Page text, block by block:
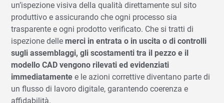
un’ispezione visiva della qualità direttamente sul sito
produttivo e assicurando che ogni processo sia
trasparente e ogni prodotto verificato. Che si tratti di
ispezione delle merci in entrata o in uscita o di controlli
sugli assemblaggi, gli scostamenti tra il pezzo e il
modello CAD vengono rilevati ed evidenziati
immediatamente e le azioni correttive diventano parte di
un flusso di lavoro digitale, garantendo coerenza e
affidabilità.